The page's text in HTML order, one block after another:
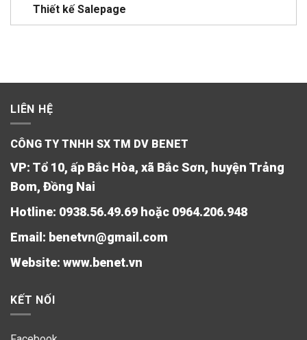
Thiết kế Salepage
LIÊN HỆ
CÔNG TY TNHH SX TM DV BENET
VP: Tổ 10, ấp Bắc Hòa, xã Bắc Sơn, huyện Trảng
Bom, Đồng Nai
Hotline: 0938.56.49.69 hoặc 0964.206.948
Email: benetvn@gmail.com
Website: www.benet.vn
KẾT NỐI